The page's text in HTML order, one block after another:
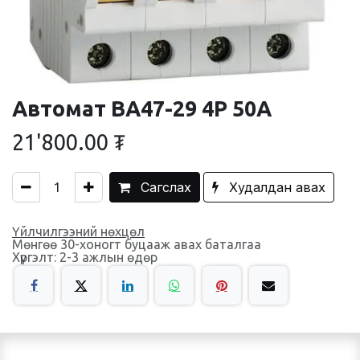
Автомат ВА47-29 4Р 50А
21'800.00 ₮
Сагслах Худалдан авах
Үйлчилгээний нөхцөл
Мөнгөө 30-хоногт буцааж авах баталгаа
Хүргэлт: 2-3 ажлын өдөр